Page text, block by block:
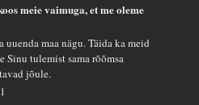
meie vaimuga, et me oleme
uuenda maa nägu. Täida ka meid
Sinu tulemist sama rõõmsa
jõule.